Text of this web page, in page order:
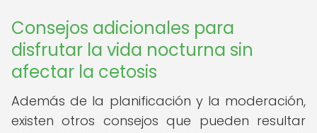
Consejos adicionales para
disfrutar la vida nocturna sin
afectar la cetosis
Además de la planificación y la moderación,
existen otros consejos que pueden resultar